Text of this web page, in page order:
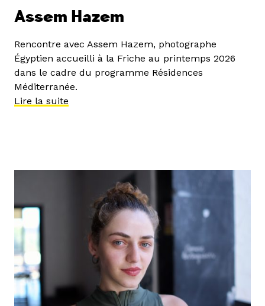
Assem Hazem
Rencontre avec Assem Hazem, photographe
Égyptien accueilli à la Friche au printemps 2026
dans le cadre du programme Résidences
Méditerranée.
Lire la suite